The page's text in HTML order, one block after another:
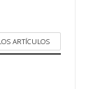
ARTÍCULOS